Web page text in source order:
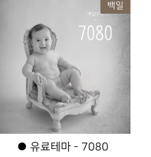
백일
● 유료테마 - 7080